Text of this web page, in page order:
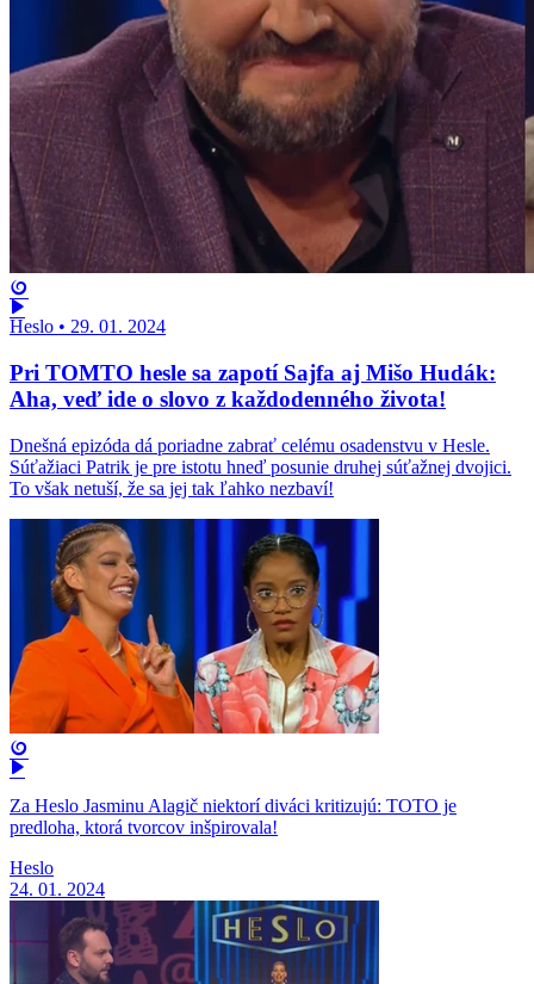
Heslo • 29. 01. 2024
Pri TOMTO hesle sa zapotí Sajfa aj Mišo Hudák:
Aha, veď ide o slovo z každodenného života!
Dnešná epizóda dá poriadne zabrať celému osadenstvu v Hesle.
Súťažiaci Patrik je pre istotu hneď posunie druhej súťažnej dvojici.
To však netuší, že sa jej tak ľahko nezbaví!
Za Heslo Jasminu Alagič niektorí diváci kritizujú: TOTO je
predloha, ktorá tvorcov inšpirovala!
Heslo
24. 01. 2024